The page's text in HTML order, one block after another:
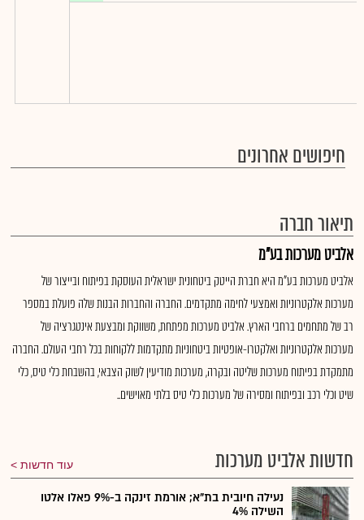
חיפושים אחרונים
תיאור חברה
אלביט מערכות בע"מ
אלביט מערכות בע"מ היא חברת הייטק ביטחונית ישראלית העוסקת בפיתוח ובייצור של
מערכות אלקטרוניות ואמצעי לחימה מתקדמים. החברה והחברות הבנות שלה פועלת במספר
רב של מתחמים ברחבי הארץ. אלביט מערכות מפתחת, משווקת ומבצעת אינטגרציה של
מערכות אלקטרוניות ואלקטרו-אופטיות ביטחוניות מתקדמות ללקוחות בכל רחבי העולם. החברה
מתמקדת בפיתוח מערכות שליטה ובקרה, מערכות מודיעין לשוק הצבאי, בהשבחת כלי טיס, כלי
שיט וכלי רכב ובפיתוח ומסירה של מערכות כלי טיס בלתי מאוישים..
חדשות אלביט מערכות עוד חדשות
נעילה חיובית בת"א; אורמת זינקה ב-9% פאלו אלטו
השילה 4%